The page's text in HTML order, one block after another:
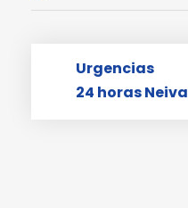
Urgencias
24 horas Neiva